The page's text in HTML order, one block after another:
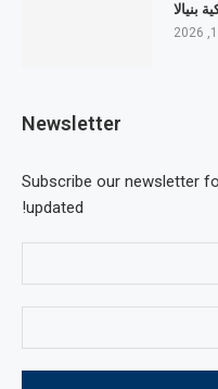
بنيالا
Newsletter
Subscribe our newsletter
updated!